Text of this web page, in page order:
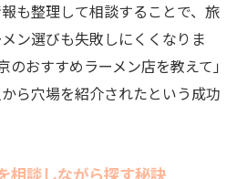
も整理して相談することで、旅
ン選びも失敗しにくくなりま
のおすすめラーメン店を教えて」
ら穴場を紹介されたという成功